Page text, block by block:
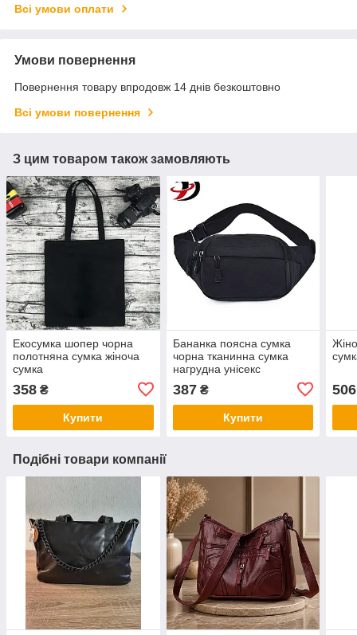
Всі умови оплати
Умови повернення
Повернення товару впродовж 14 днів безкоштовно
Всі умови повернення
З цим товаром також замовляють
Екосумка шопер чорна
полотняна сумка жіноча
сумка
358 ₴
Купити
Бананка поясна сумка
чорна тканинна сумка
нагрудна унісекс
387₴
Купити
506
Подібні товари компанії